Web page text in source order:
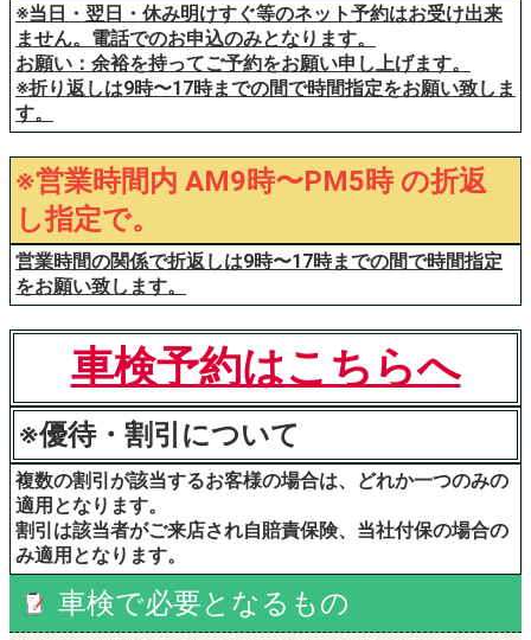
※当日・翌日・休み明けすぐ等のネット予約はお受け出来
ません。電話でのお申込のみとなります。
お願い：余裕を持ってご予約をお願い申し上げます。
※折り返しは9時〜17時までの間で時間指定をお願い致しま
す。
※営業時間内 AM9時〜PM5時 の折返
し指定で。
営業時間の関係で折返しは9時〜17時までの間で時間指定
をお願い致します。
車検予約はこちらへ
※優待・割引について
複数の割引が該当するお客様の場合は、どれか一つのみの
適用となります。
割引は該当者がご来店され自賠責保険、当社付保の場合の
み適用となります。
車検で必要となるもの